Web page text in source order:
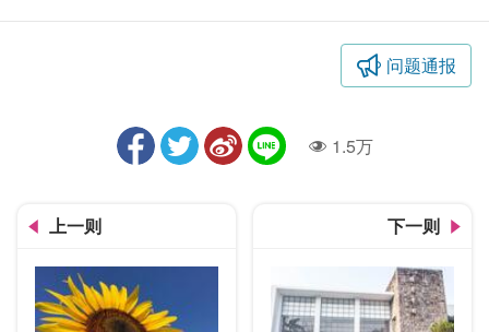
问题通报
人气1.5万
上一则 下一则